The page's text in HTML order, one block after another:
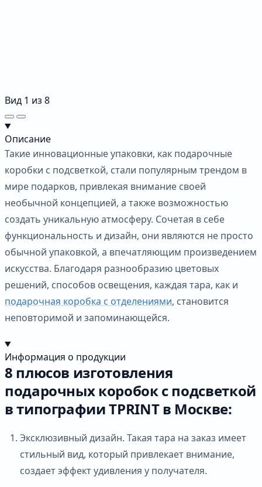
Вид 1 из 8
Описание
Такие инновационные упаковки, как подарочные
коробки с подсветкой, стали популярным трендом в
мире подарков, привлекая внимание своей
необычной концепцией, а также возможностью
создать уникальную атмосферу. Сочетая в себе
функциональность и дизайн, они являются не просто
обычной упаковкой, а впечатляющим произведением
искусства. Благодаря разнообразию цветовых
решений, способов освещения, каждая тара, как и
подарочная коробка с отделениями, становится
неповторимой и запоминающейся.
Информация о продукции
8 плюсов изготовления
подарочных коробок с подсветкой
в типографии TPRINT в Москве:
Эксклюзивный дизайн. Такая тара на заказ имеет
стильный вид, который привлекает внимание,
создает эффект удивления у получателя.